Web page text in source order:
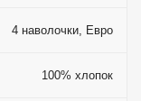
4 наволочки, Евро
100% хлопок